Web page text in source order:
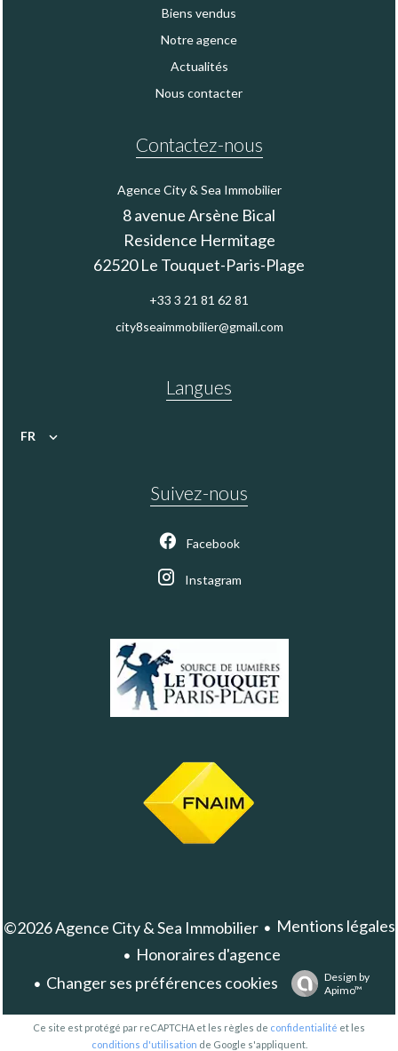
Biens vendus
Notre agence
Actualités
Nous contacter
Contactez-nous
Agence City & Sea Immobilier
8 avenue Arsène Bical
Residence Hermitage
62520Le Touquet-Paris-Plage
+33 3 21 81 62 81
city8seaimmobilier@gmail.com
Langues
FR
Suivez-nous
Facebook
Instagram
©2026 Agence City & Sea Immobilier
Mentions légales
Honoraires d'agence
Changer ses préférences cookies
Design by
Apimo™
Ce site est protégé par reCAPTCHA et les règles de confidentialité et les
conditions d'utilisation de Google s'appliquent.